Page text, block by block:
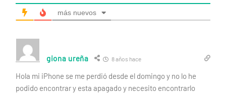
más nuevos
giona ureña 8 años hace
Hola mi iPhone se me perdió desde el domingo y no lo he
podido encontrar y esta apagado y necesito encontrarlo